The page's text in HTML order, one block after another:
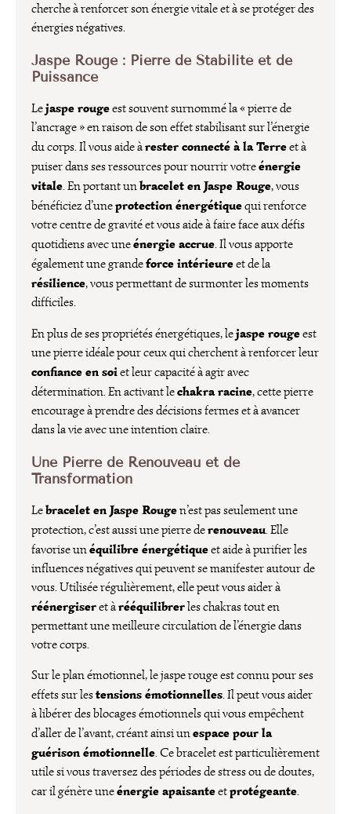
cherche à renforcer son énergie vitale et à se protéger des
énergies négatives.
Jaspe Rouge : Pierre de Stabilité et de
Puissance
Lejaspe rougeest souvent surnommé la « pierre de
l’ancrage » en raison de son effet stabilisant sur l’énergie
du corps. Il vous aide àrester connecté à la Terreet à
puiser dans ses ressources pour nourrir votreénergie
vitale. En portant unbracelet en Jaspe Rouge, vous
bénéficiez d’uneprotection énergétiquequi renforce
votre centre de gravité et vous aide à faire face aux défis
quotidiens avec uneénergie accrue. Il vous apporte
également une grandeforce intérieureet de la
résilience, vous permettant de surmonter les moments
difficiles.
En plus de ses propriétés énergétiques, lejaspe rougeest
une pierre idéale pour ceux qui cherchent à renforcer leur
confiance en soiet leur capacité à agir avec
détermination. En activant lechakra racine, cette pierre
encourage à prendre des décisions fermes et à avancer
dans la vie avec une intention claire.
Une Pierre de Renouveau et de
Transformation
Lebracelet en Jaspe Rougen’est pas seulement une
protection, c’est aussi une pierre derenouveau. Elle
favorise unéquilibre énergétiqueet aide à purifier les
influences négatives qui peuvent se manifester autour de
vous. Utilisée régulièrement, elle peut vous aider à
réénergiseret àrééquilibrerles chakras tout en
permettant une meilleure circulation de l’énergie dans
votre corps.
Sur le plan émotionnel, le jaspe rouge est connu pour ses
effets sur lestensions émotionnelles. Il peut vous aider
à libérer des blocages émotionnels qui vous empêchent
d’aller de l’avant, créant ainsi unespace pour la
guérison émotionnelle. Ce bracelet est particulièrement
utile si vous traversez des périodes de stress ou de doutes,
car il génère uneénergie apaisanteetprotégeante.